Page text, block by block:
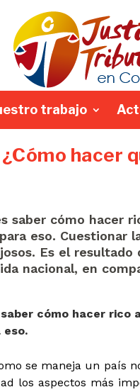
trabajo
hacer
saber cómo hacer
eso. Cuestionar
Es el
nacional, en
cómo hacer rico
eso.
se maneja un país
los aspectos más